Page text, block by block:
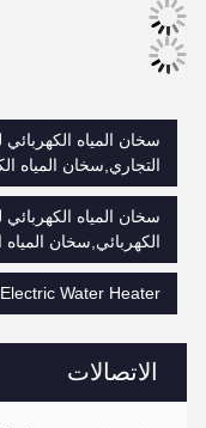
الاتصالات
سخان المياه
التجاري,سخان المياه
سخان المياه
الكهربائي,سخان المياه
Water Heater